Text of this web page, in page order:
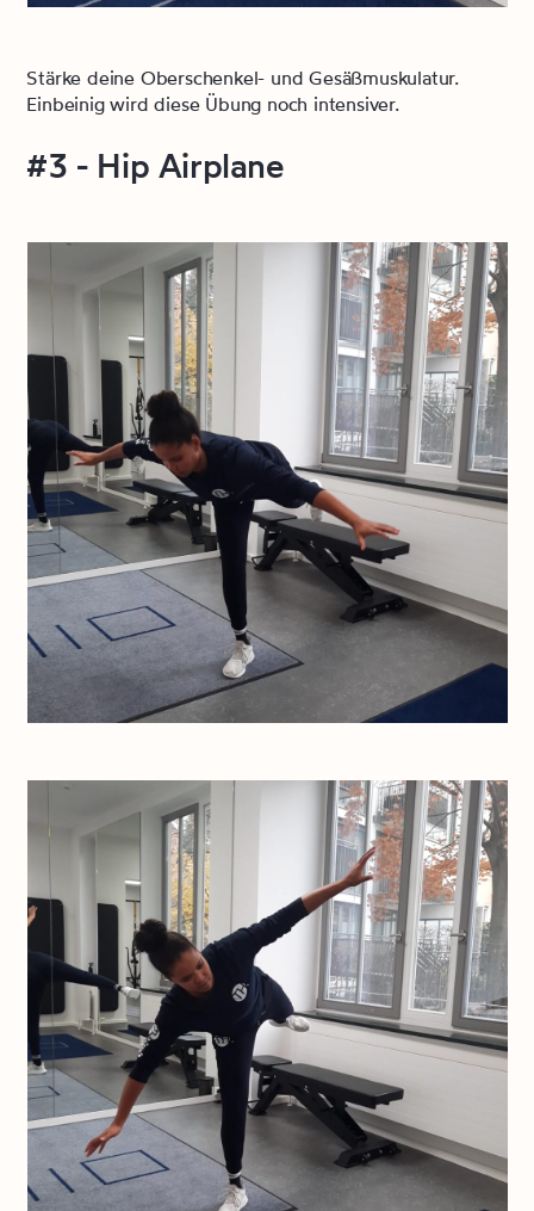
Stärke deine Oberschenkel- und Gesäßmuskulatur.
Einbeinig wird diese Übung noch intensiver.
#3 - Hip Airplane